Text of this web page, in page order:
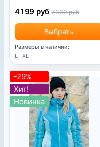
Выбрать
4199 руб 7300 руб
Размеры в наличии:
L
XL
-29%
Хит!
Новинка